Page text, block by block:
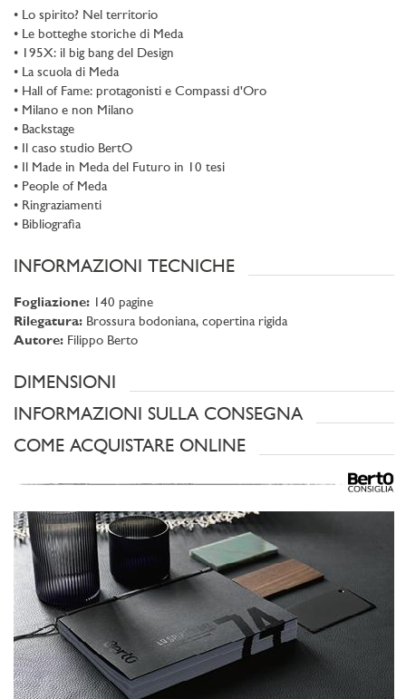
• Lo spirito? Nel territorio
• Le botteghe storiche di Meda
• 195X: il big bang del Design
• La scuola di Meda
• Hall of Fame: protagonisti e Compassi d'Oro
• Milano e non Milano
• Backstage
• Il caso studio BertO
• Il Made in Meda del Futuro in 10 tesi
• People of Meda
• Ringraziamenti
• Bibliografia
INFORMAZIONI TECNICHE
Fogliazione: 140 pagine
Rilegatura: Brossura bodoniana, copertina rigida
Autore: Filippo Berto
DIMENSIONI
INFORMAZIONI SULLA CONSEGNA
COME ACQUISTARE ONLINE